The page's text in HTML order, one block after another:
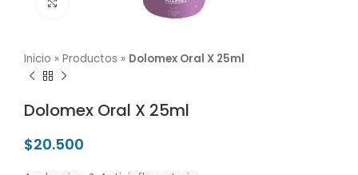
Inicio » Productos » Dolomex Oral X 25ml
Dolomex Oral X 25ml
$20.500